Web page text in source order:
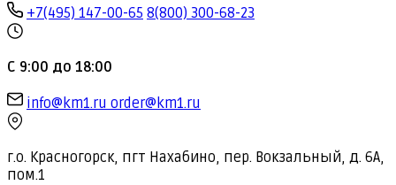
+7(495) 147-00-65 8(800) 300-68-23
С 9:00 до 18:00
info@km1.ru order@km1.ru
г.о. Красногорск, пгт Нахабино, пер. Вокзальный, д. 6А,
пом.1